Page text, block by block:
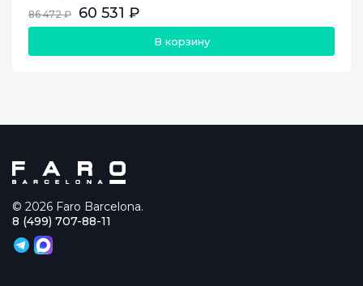
86 472 ₽ 60 531 ₽
В корзину
© 2026 Faro Barcelona.
8 (499) 707-88-11